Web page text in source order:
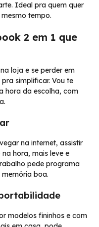
Ideal pra quem quer
tempo.
2 em 1 que
loja e se perder em
simplificar. Vou te
hora da escolha, com
na internet, assistir
hora, mais leve e
pede programa
boa.
modelos fininhos e com